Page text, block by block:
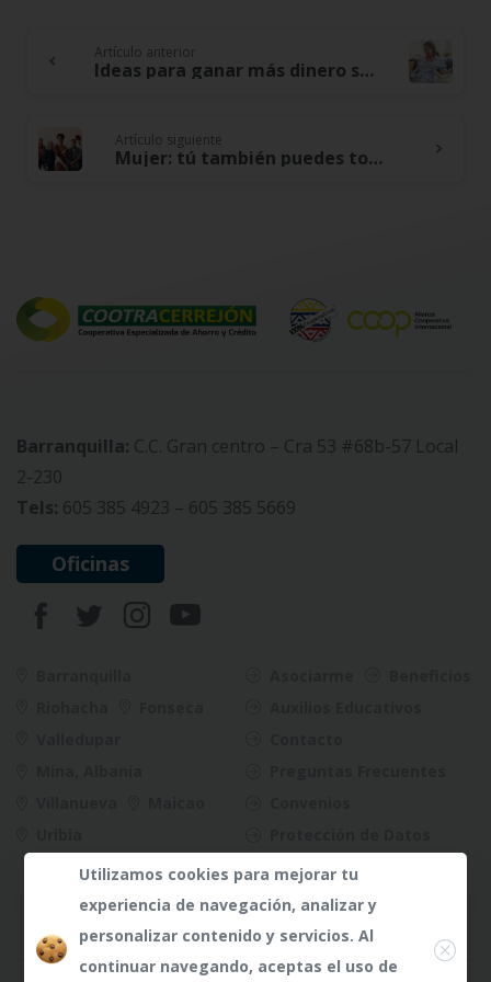
Continue
Artículo anterior
Ideas para ganar más dinero si eres ama de casa
Artículo siguiente
Mujer: tú también puedes tomar decisiones financieras en tu hogar – Ideas para empoderarte
Barranquilla: C.C. Gran centro – Cra 53 #68b-57 Local
2-230
Tels: 605 385 4923 – 605 385 5669
Oficinas
Riesgos
Utilizamos cookies para mejorar tu
experiencia de navegación, analizar y
personalizar contenido y servicios. Al
continuar navegando, aceptas el uso de
Close